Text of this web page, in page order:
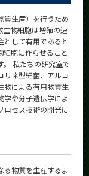
質生産）を行うため
生物細胞は増殖の速
として有用であると
細胞に作らせること
。 私たちの研究室で
リネ型細菌、アルコ
物による有用物質生
学や分子遺伝学によ
ロセス技術の開発に
る物質を生産するよ